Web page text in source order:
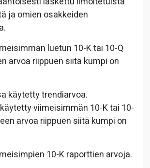
ja omien osakkeiden
luetun 10-K tai 10-Q
arvoa riippuen siitä kumpi on
käytetty trendiarvoa.
viimeisimmän 10-K tai 10-
arvoa riippuen siitä kumpi on
10-K raporttien arvoja.